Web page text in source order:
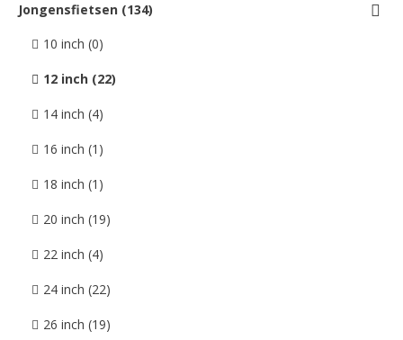
Jongensfietsen (134)
10 inch (0)
12 inch (22)
14 inch (4)
16 inch (1)
18 inch (1)
20 inch (19)
22 inch (4)
24 inch (22)
26 inch (19)